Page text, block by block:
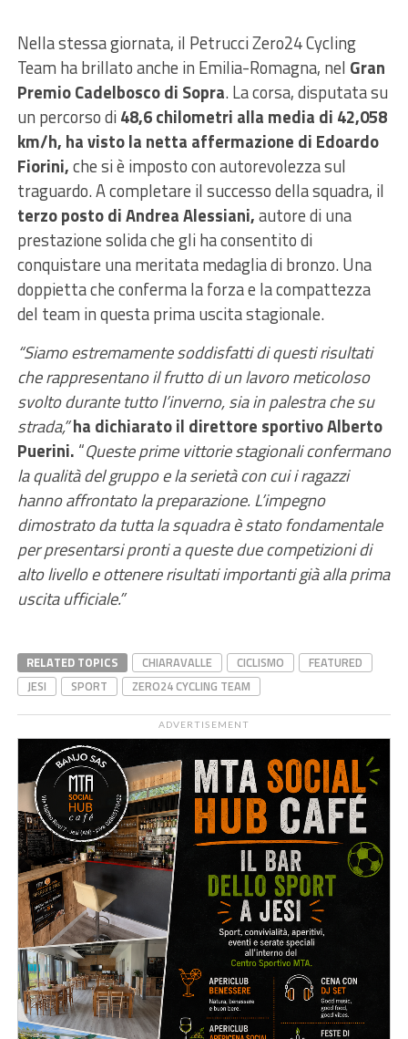
Nella stessa giornata, il Petrucci Zero24 Cycling
Team ha brillato anche in Emilia-Romagna, nel Gran
Premio Cadelbosco di Sopra. La corsa, disputata su
un percorso di48,6 chilometri alla media di 42,058
km/h, ha visto la netta affermazione di Edoardo
Fiorini,che si è imposto con autorevolezza sul
traguardo. A completare il successo della squadra, il
terzo posto di Andrea Alessiani,autore di una
prestazione solida che gli ha consentito di
conquistare una meritata medaglia di bronzo. Una
doppietta che conferma la forza e la compattezza
del team in questa prima uscita stagionale.
“Siamo estremamente soddisfatti di questi risultati
che rappresentano il frutto di un lavoro meticoloso
svolto durante tutto l’inverno, sia in palestra che su
strada,”ha dichiarato il direttore sportivo Alberto
Puerini. “Queste prime vittorie stagionali confermano
la qualità del gruppo e la serietà con cui i ragazzi
hanno affrontato la preparazione. L’impegno
dimostrato da tutta la squadra è stato fondamentale
per presentarsi pronti a queste due competizioni di
alto livello e ottenere risultati importanti già alla prima
uscita ufficiale.”
RELATED TOPICS CHIARAVALLE CICLISMO
FEATURED
JESI
SPORT ZERO24 CYCLING TEAM
ADVERTISEMENT